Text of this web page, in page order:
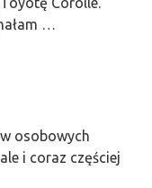
…
osobowych
i coraz częściej